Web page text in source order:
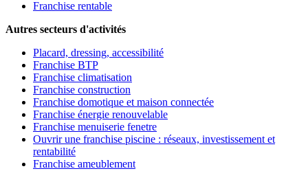
Franchise rentable
Autres secteurs d'activités
Placard, dressing, accessibilité
Franchise BTP
Franchise climatisation
Franchise construction
Franchise domotique et maison connectée
Franchise énergie renouvelable
Franchise menuiserie fenetre
Ouvrir une franchise piscine : réseaux, investissement et
rentabilité
Franchise ameublement